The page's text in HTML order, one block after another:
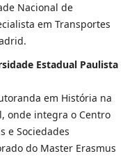
Nacional de
em Transportes
Estadual Paulista
em História na
onde integra o Centro
e Sociedades
do Master Erasmus